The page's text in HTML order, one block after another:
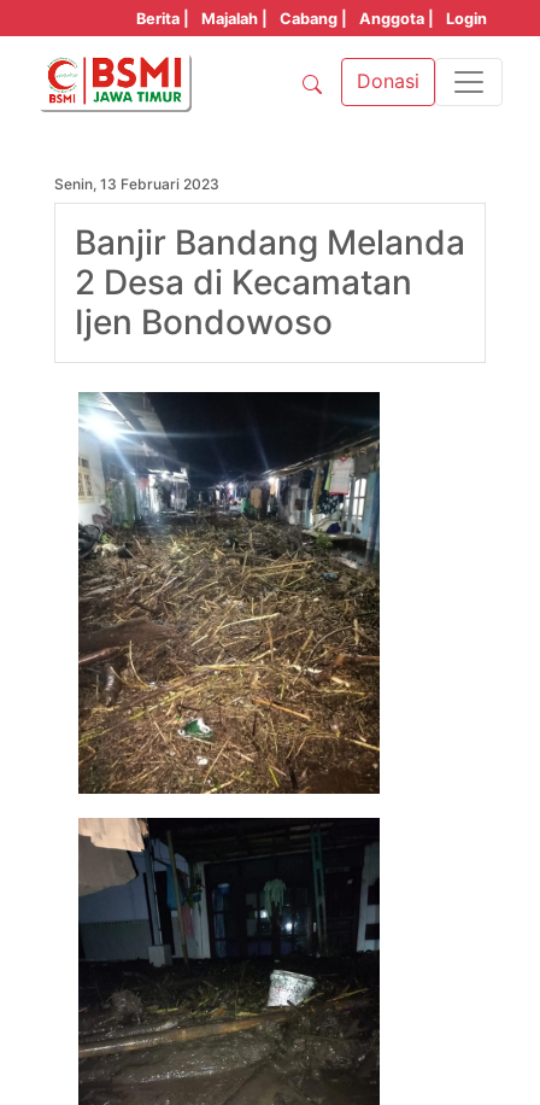
Berita | Majalah | Cabang | Anggota | Login
Donasi
Senin, 13 Februari 2023
Banjir Bandang Melanda
2 Desa di Kecamatan
Ijen Bondowoso